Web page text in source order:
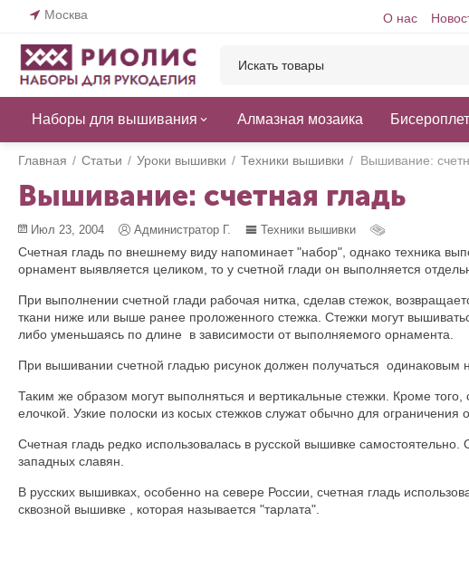
Москва О нас
Наборы для вышивания Алмазная мозаика
Главная / Статьи / Уроки вышивки / Техники вышивки / Вышивание:
Вышивание: счетная гладь
Июл 23, 2004 Администратор Г. Техники вышивки
Счетная гладь по внешнему виду напоминает "набор", однако техника
орнамент выявляется целиком, то у счетной глади он выполняется
При выполнении счетной глади рабочая нитка, сделав стежок,
ткани ниже или выше ранее проложенного стежка. Стежки могут
либо уменьшаясь по длине в зависимости от выполняемого орнамента.
При вышивании счетной гладью рисунок должен получаться одинаковым
Таким же образом могут выполняться и вертикальные стежки. Кроме того,
елочкой. Узкие полоски из косых стежков служат обычно для ограничения
Счетная гладь редко использовалась в русской вышивке
западных славян.
В русских вышивках, особенно на севере России, счетная гладь
сквозной вышивке , которая называется "тарлата".